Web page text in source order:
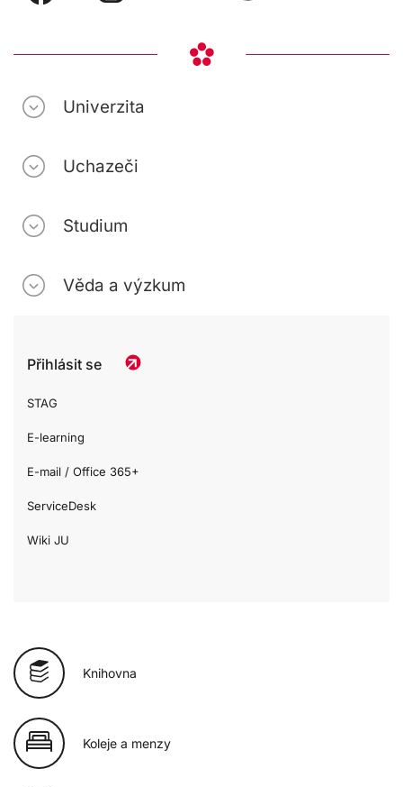
Univerzita
Uchazeči
Studium
Věda a výzkum
Přihlásit se
STAG
E-learning
E-mail / Office 365+
ServiceDesk
Wiki JU
Knihovna
Koleje a menzy